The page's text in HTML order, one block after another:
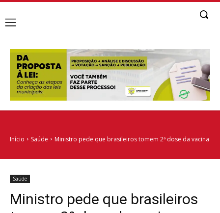
Início Saúde Ministro pede que brasileiros tomem 2ª dose da vacina
Saúde
Ministro pede que brasileiros